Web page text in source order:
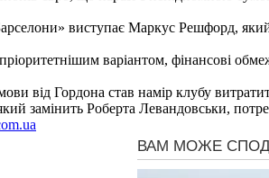
виступає Маркус Решфорд,
варіантом, фінансові
від Гордона став намір клубу
замінить Роберта Левандовськи,